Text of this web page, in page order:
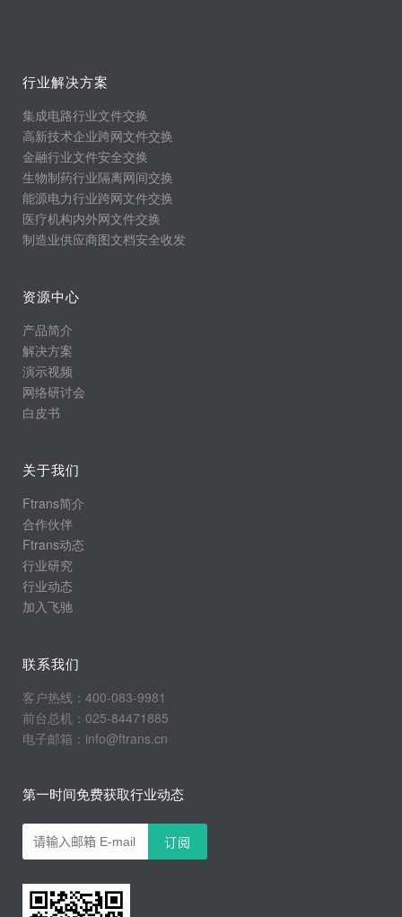
行业解决方案
集成电路行业文件交换
高新技术企业跨网文件交换
金融行业文件安全交换
生物制药行业隔离网间交换
能源电力行业跨网文件交换
医疗机构内外网文件交换
制造业供应商图文档安全收发
资源中心
产品简介
解决方案
演示视频
网络研讨会
白皮书
关于我们
Ftrans简介
合作伙伴
Ftrans动态
行业研究
行业动态
加入飞驰
联系我们
客户热线：400-083-9981
前台总机：025-84471885
电子邮箱：info@ftrans.cn
第一时间免费获取行业动态